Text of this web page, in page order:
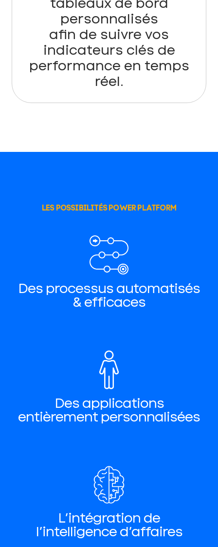
personnalisés
afin de suivre vos
indicateurs clés de
performance en temps
réel.
LES POSSIBILITÉS POWER PLATFORM
Des processus automatisés
& efficaces
Des applications
entièrement personnalisées
L’intégration de
l’intelligence d’affaires